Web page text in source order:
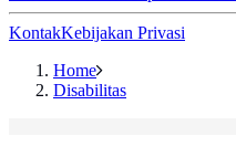
KontakKebijakan Privasi
Home
Disabilitas